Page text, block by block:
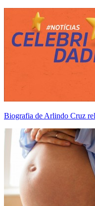
Biografia de Arlindo Cruz